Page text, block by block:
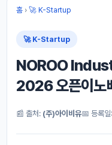
홈› 🚀 K-Startup
🚀 K-Startup
NOROO
2026 오픈이노
📰 출처: (주)아이비유📅 등록